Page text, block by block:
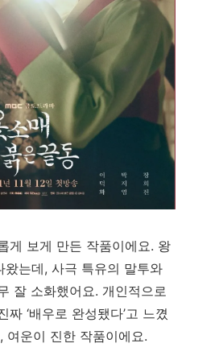
게 보게 만든 작품이에요. 왕
왔는데, 사극 특유의 말투와
잘 소화했어요. 개인적으로
짜 ‘배우로 완성됐다’고 느꼈
여운이 진한 작품이에요.